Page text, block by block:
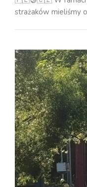
strażaków mieliśmy